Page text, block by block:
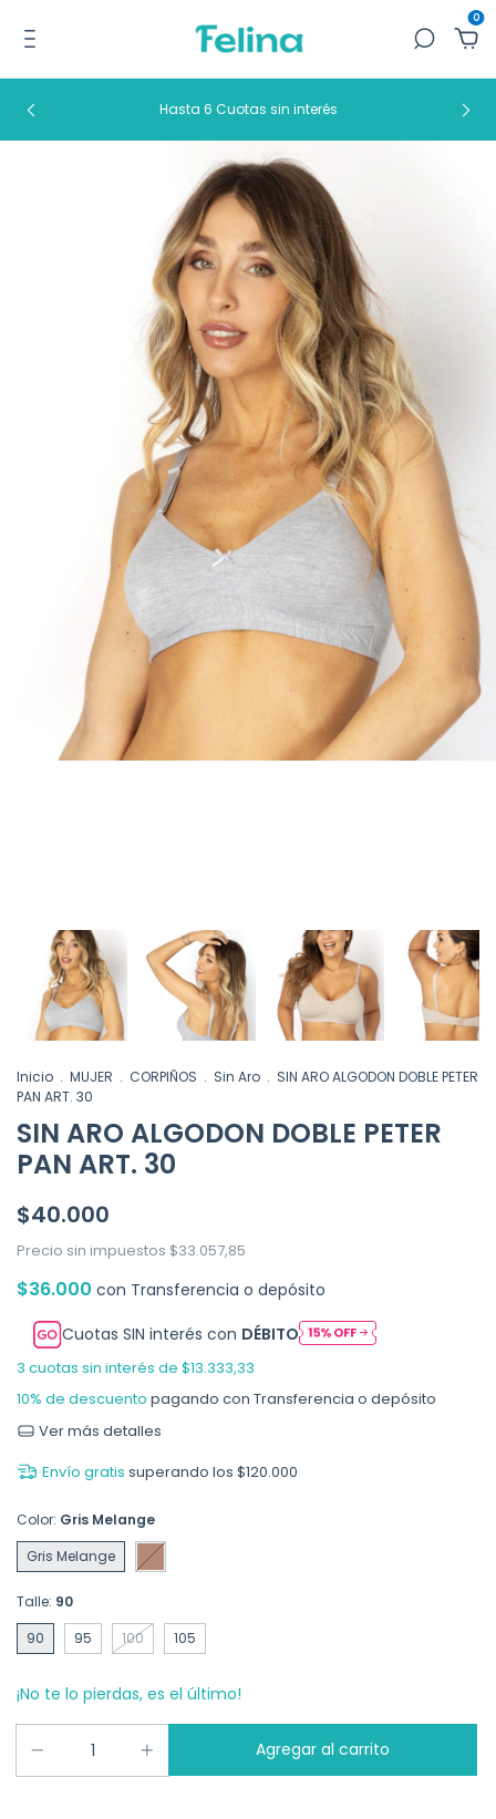
0
Hasta 6 Cuotas sin interés
Inicio . MUJER . CORPIÑOS . Sin Aro . SIN ARO ALGODON DOBLE PETER
PAN ART. 30
SIN ARO ALGODON DOBLE PETER
PAN ART. 30
$40.000
Precio sin impuestos $33.057,85
$36.000 con Transferencia o depósito
Cuotas SIN interés con DÉBITO
3 cuotas sin interés de $13.333,33
10% de descuento pagando con Transferencia o depósito
Ver más detalles
Envío gratis superando los $120.000
Color: Gris Melange
Gris Melange
Talle: 90
90
95 100 105
¡No te lo pierdas, es el último!